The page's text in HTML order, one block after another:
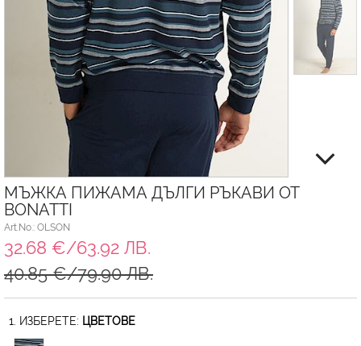
МЪЖКА ПИЖАМА ДЪЛГИ РЪКАВИ ОТ
BONATTI
Art.No.: OLSON
32.68 €/63.92 ЛВ.
40.85 €/79.90 ЛВ.
1. ИЗБЕРЕТЕ: ЦВЕТОВЕ